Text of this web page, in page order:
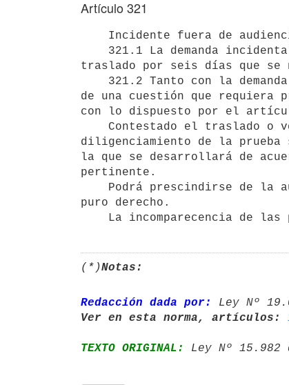
Artículo 321
traslado por seis días que
de una cuestión que requiera
con lo dispuesto por el
diligenciamiento de la prueba
la que se desarrollará de
pertinente.
puro derecho.
La incomparecencia de
(*)Notas:
Redacción dada por: Ley Nº
Ver en esta norma, artículos:
TEXTO ORIGINAL: Ley Nº